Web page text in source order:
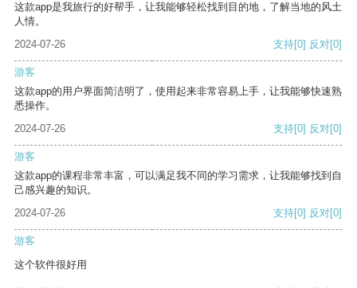
这款app是我旅行的好帮手，让我能够轻松找到目的地，了解当地的风土
人情。
2024-07-26
支持[0] 反对[0]
游客
这款app的用户界面简洁明了，使用起来非常容易上手，让我能够快速熟
悉操作。
2024-07-26
支持[0] 反对[0]
游客
这款app的课程非常丰富，可以满足我不同的学习需求，让我能够找到自
己感兴趣的知识。
2024-07-26
支持[0] 反对[0]
游客
这个软件很好用